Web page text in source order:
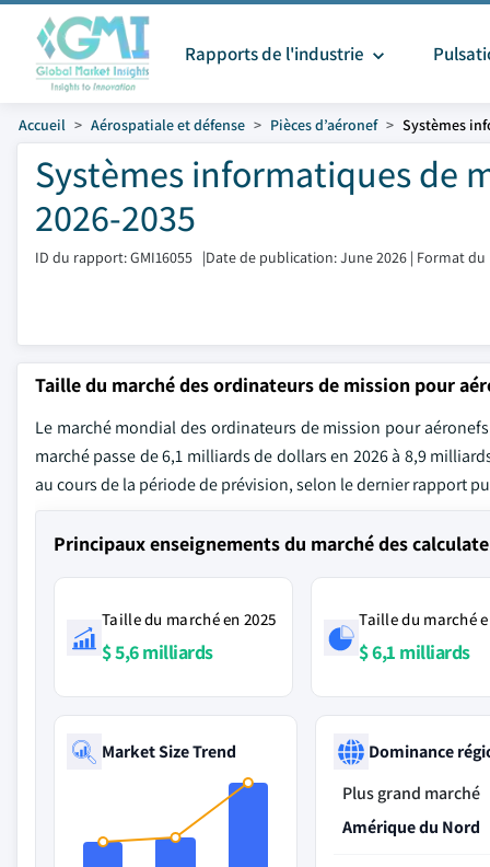
Rapports de l'industrie
Accueil Aérospatiale et défense Pièces d’aéronef Systèmes
Systèmes informatiques de
2026-2035
ID du rapport: GMI16055 |Date de publication: June 2026 | Format du
Taille du marché des ordinateurs de mission pour
Le marché mondial des ordinateurs de mission pour
marché passe de 6,1 milliards de dollars en 2026 à 8,9
au cours de la période de prévision, selon le dernier rapport
Principaux enseignements du marché des
Taille du marché en 2025
$ 5,6 milliards
Taille du marché
$ 6,1 milliards
Market Size Trend
Dominance
Plus grand marché
Amérique du Nord